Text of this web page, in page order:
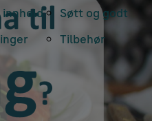
innhold
Søtt og godt
Tilbehør